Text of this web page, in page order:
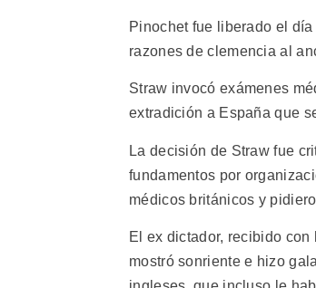
Pinochet fue liberado el
razones de clemencia al
Straw invocó exámenes
extradición a España que
La decisión de Straw fue
fundamentos por
médicos británicos y
El ex dictador, recibido
mostró sonriente e hizo